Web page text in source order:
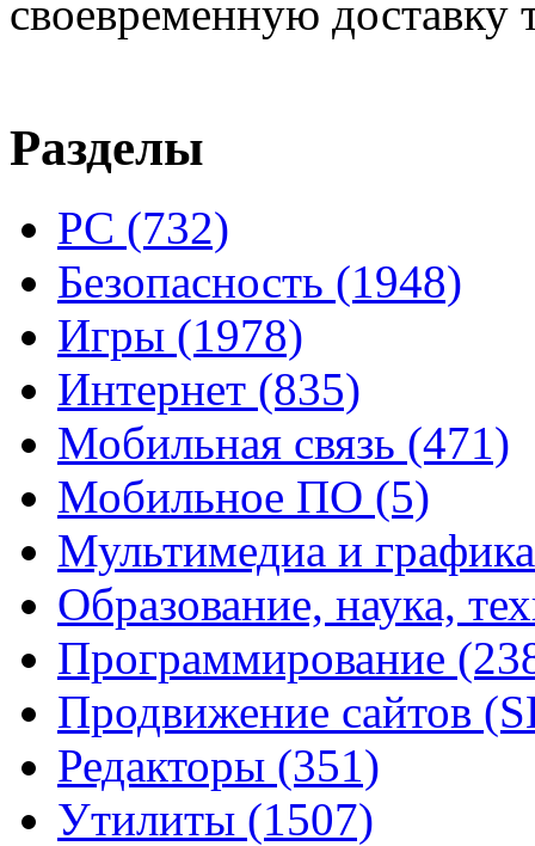
своевременную доставку
Разделы
PC (732)
Безопасность (1948)
Игры (1978)
Интернет (835)
Мобильная связь (471)
Мобильное ПО (5)
Мультимедиа и
Образование, наука,
Программирование
Продвижение сайтов
Редакторы (351)
Утилиты (1507)